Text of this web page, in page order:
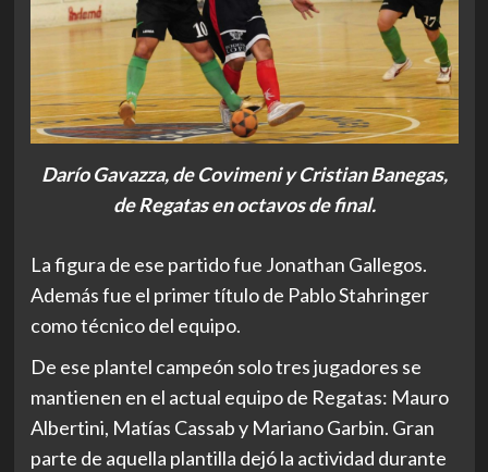
Darío Gavazza, de Covimeni y Cristian Banegas,
de Regatas en octavos de final.
La figura de ese partido fue Jonathan Gallegos.
Además fue el primer título de Pablo Stahringer
como técnico del equipo.
De ese plantel campeón solo tres jugadores se
mantienen en el actual equipo de Regatas: Mauro
Albertini, Matías Cassab y Mariano Garbin. Gran
parte de aquella plantilla dejó la actividad durante